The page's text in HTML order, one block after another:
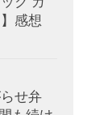
感想
せ弁